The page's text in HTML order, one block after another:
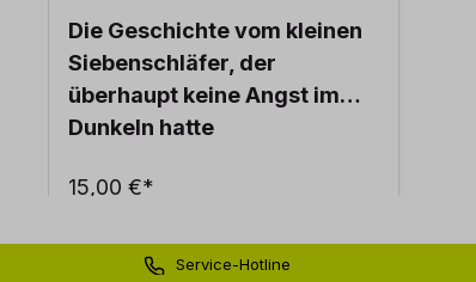
Die Geschichte vom kleinen
Siebenschläfer, der
überhaupt keine Angst im
Dunkeln hatte
15,00 €*
Service-Hotline